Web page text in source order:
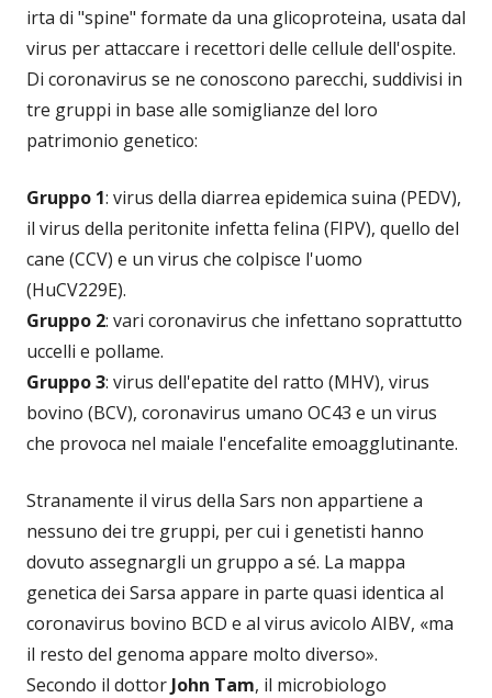
irta di "spine" formate da una glicoproteina, usata dal
virus per attaccare i recettori delle cellule dell'ospite.
Di coronavirus se ne conoscono parecchi, suddivisi in
tre gruppi in base alle somiglianze del loro
patrimonio genetico:
Gruppo 1: virus della diarrea epidemica suina (PEDV),
il virus della peritonite infetta felina (FIPV), quello del
cane (CCV) e un virus che colpisce l'uomo
(HuCV229E).
Gruppo 2: vari coronavirus che infettano soprattutto
uccelli e pollame.
Gruppo 3: virus dell'epatite del ratto (MHV), virus
bovino (BCV), coronavirus umano OC43 e un virus
che provoca nel maiale l'encefalite emoagglutinante.
Stranamente il virus della Sars non appartiene a
nessuno dei tre gruppi, per cui i genetisti hanno
dovuto assegnargli un gruppo a sé. La mappa
genetica dei Sarsa appare in parte quasi identica al
coronavirus bovino BCD e al virus avicolo AIBV, «ma
il resto del genoma appare molto diverso».
Secondo il dottor John Tam, il microbiologo